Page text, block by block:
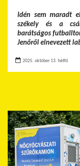
Idén sem maradt
székely és a
barátságos
Jenőről elnevezett
2025. október 13. hétfő